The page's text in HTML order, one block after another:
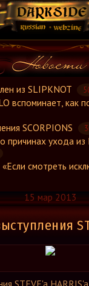
из SLIPKNOT
вспоминает, как
SCORPIONS
причинах ухода из
смотреть
15 мар 2013
STEVE'a